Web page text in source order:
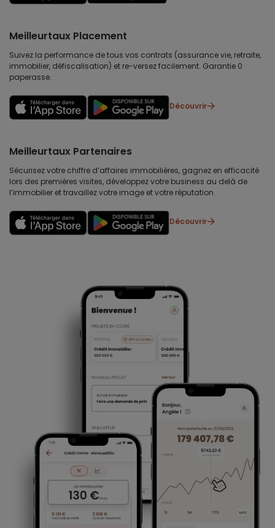
Meilleurtaux Placement
Suivez la performance de tous vos contrats (assurance vie, retraite,
immobilier, défiscalisation) et re-versez facilement. Garantie 0
paperasse.
Découvrir
Meilleurtaux Partenaires
Sécurisez votre chiffre d’affaires immobilières, gagnez en efficacité
lors des premières visites, développez votre business au delà de
l’immobilier et travaillez votre image et votre réputation.
Découvrir